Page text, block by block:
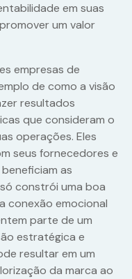
em suas
um valor
empresas de
de como a visão
resultados
que consideram o
operações. Eles
seus fornecedores e
as
constrói uma boa
conexão emocional
parte de um
estratégica e
resultar em um
da marca ao